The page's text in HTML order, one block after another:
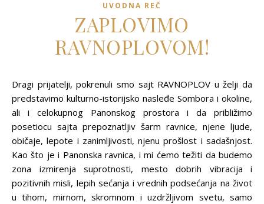
UVODNA REČ
ZAPLOVIMO
RAVNOPLOVOM!
Dragi prijatelji, pokrenuli smo sajt RAVNOPLOV u želji da
predstavimo kulturno-istorijsko nasleđe Sombora i okoline,
ali i celokupnog Panonskog prostora i da približimo
posetiocu sajta prepoznatljiv šarm ravnice, njene ljude,
običaje, lepote i zanimljivosti, njenu prošlost i sadašnjost.
Kao što je i Panonska ravnica, i mi ćemo težiti da budemo
zona izmirenja suprotnosti, mesto dobrih vibracija i
pozitivnih misli, lepih sećanja i vrednih podsećanja na život
u tihom, mirnom, skromnom i uzdržljivom svetu, samo